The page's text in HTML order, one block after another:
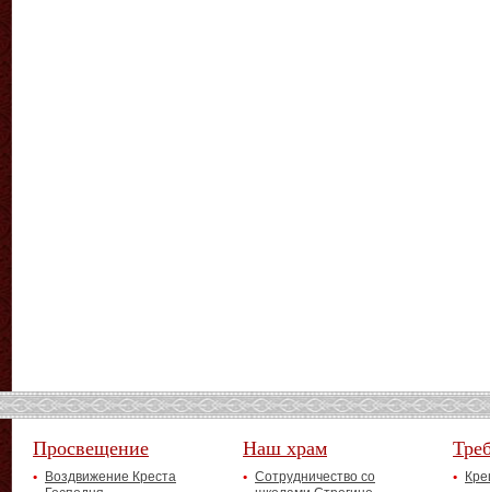
Просвещение
Воздвижение Креста
Наш храм
Сотрудничество со